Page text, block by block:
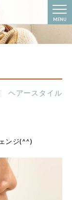
MENU
ヘアースタイル
ンジ(^^)